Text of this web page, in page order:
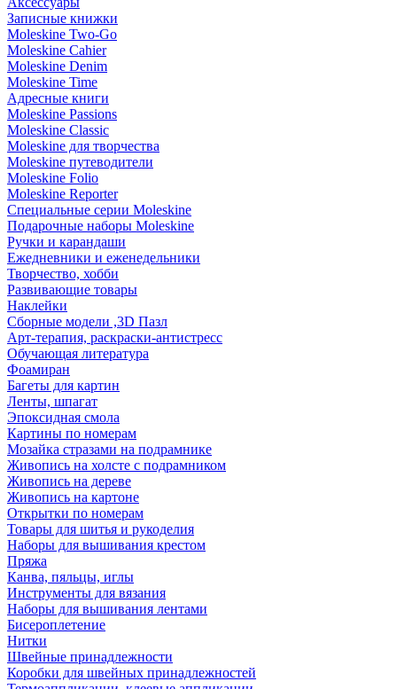
Записные книжки
Moleskine Two-Go
Moleskine Cahier
Moleskine Denim
Moleskine Time
Адресные книги
Moleskine Passions
Moleskine Classic
Moleskine для творчества
Moleskine путеводители
Moleskine Folio
Moleskine Reporter
Специальные серии Moleskine
Подарочные наборы Moleskine
Ручки и карандаши
Ежедневники и еженедельники
Творчество, хобби
Развивающие товары
Наклейки
Сборные модели ,3D Пазл
Арт-терапия, раскраски-антистресс
Обучающая литература
Фоамиран
Багеты для картин
Ленты, шпагат
Эпоксидная смола
Картины по номерам
Мозайка стразами на подрамнике
Живопись на холсте с подрамником
Живопись на дереве
Живопись на картоне
Открытки по номерам
Товары для шитья и рукоделия
Наборы для вышивания крестом
Пряжа
Канва, пяльцы, иглы
Инструменты для вязания
Наборы для вышивания лентами
Бисероплетение
Нитки
Швейные принадлежности
Коробки для швейных принадлежностей